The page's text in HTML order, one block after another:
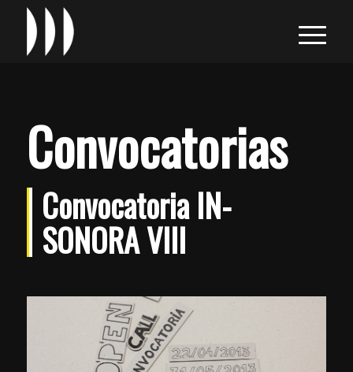
Convocatorias
Convocatoria IN-
SONORA VIII